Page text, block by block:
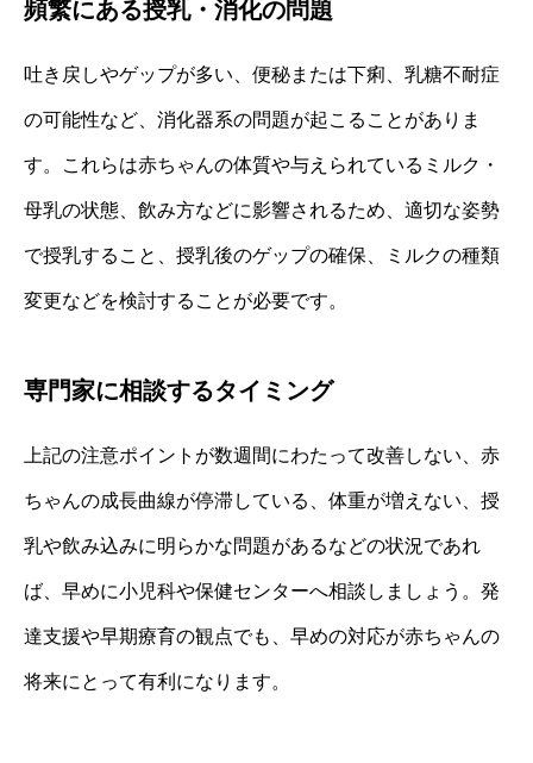
頻繁にある授乳・消化の問題
吐き戻しやゲップが多い、便秘または下痢、乳糖不耐症
の可能性など、消化器系の問題が起こることがありま
す。これらは赤ちゃんの体質や与えられているミルク・
母乳の状態、飲み方などに影響されるため、適切な姿勢
で授乳すること、授乳後のゲップの確保、ミルクの種類
変更などを検討することが必要です。
専門家に相談するタイミング
上記の注意ポイントが数週間にわたって改善しない、赤
ちゃんの成長曲線が停滞している、体重が増えない、授
乳や飲み込みに明らかな問題があるなどの状況であれ
ば、早めに小児科や保健センターへ相談しましょう。発
達支援や早期療育の観点でも、早めの対応が赤ちゃんの
将来にとって有利になります。